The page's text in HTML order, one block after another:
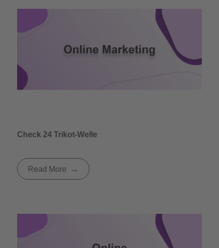
Check 24 Trikot-Welle
Read More